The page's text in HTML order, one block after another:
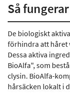
Så
De biologiskt
förhindra att håret
Dessa aktiva
BioAlfa", som
clysin. BioAlfa-
hårsäcken lokalt i